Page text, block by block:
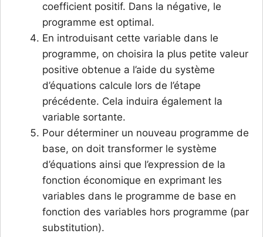
coefficient positif. Dans la négative, le
programme est optimal.
En introduisant cette variable dans le
programme, on choisira la plus petite valeur
positive obtenue a l’aide du système
d’équations calcule lors de l’étape
précédente. Cela induira également la
variable sortante.
Pour déterminer un nouveau programme de
base, on doit transformer le système
d’équations ainsi que l’expression de la
fonction économique en exprimant les
variables dans le programme de base en
fonction des variables hors programme (par
substitution).